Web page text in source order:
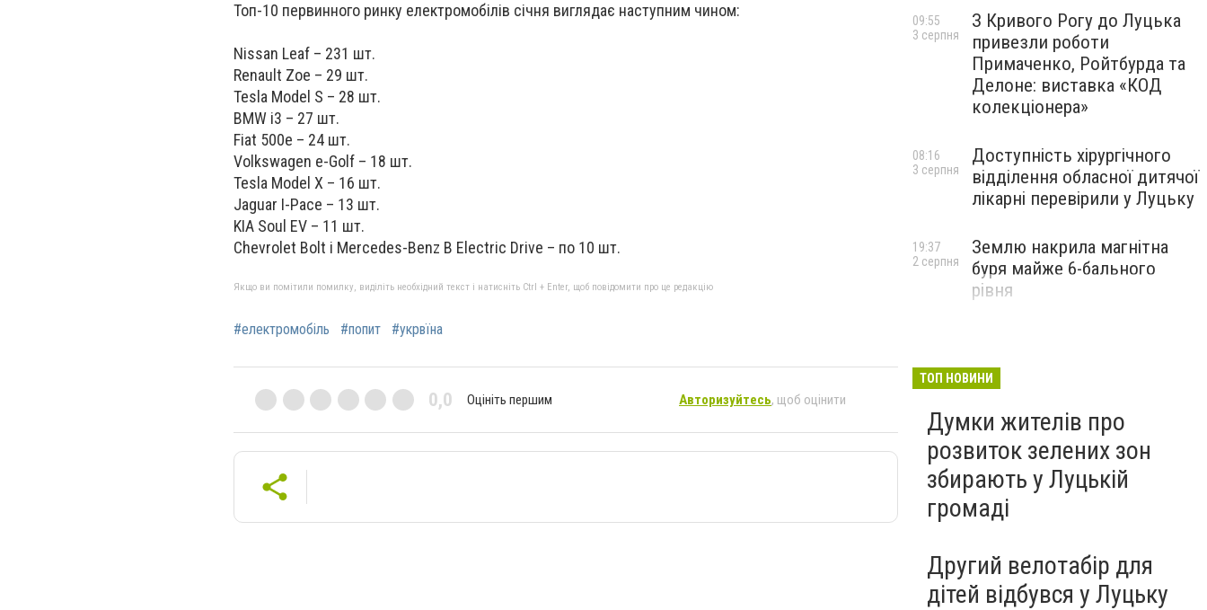
Топ-10 первинного ринку електромобілів січня виглядає наступним чином:
Nissan Leaf – 231 шт.
Renault Zoe – 29 шт.
Tesla Model S – 28 шт.
BMW i3 – 27 шт.
Fiat 500e – 24 шт.
Volkswagen е-Golf – 18 шт.
Tesla Model X – 16 шт.
Jaguar I-Pace – 13 шт.
KIA Soul EV – 11 шт.
Chevrolet Bolt і Mercedes-Benz B Electric Drive – по 10 шт.
Якщо ви помітили помилку, виділіть необхідний текст і натисніть Ctrl + Enter, щоб повідомити про це редакцію
#електромобіль #попит #укрвїна
0,0 Оцініть першим Авторизуйтесь, щоб оцінити
З Кривого Рогу до Луцька
привезли роботи
Примаченко, Ройтбурда та
Делоне: виставка «КОД
колекціонера»
09:55
3 серпня
Доступність хірургічного
відділення обласної дитячої
лікарні перевірили у Луцьку
08:16
3 серпня
Землю накрила магнітна
буря майже 6-бального
рівня
19:37
2 серпня
ТОП НОВИНИ
Думки жителів про
розвиток зелених зон
збирають у Луцькій
громаді
Другий велотабір для
дітей відбувся у Луцьку